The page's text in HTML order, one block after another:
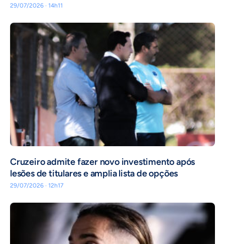
29/07/2026 · 14h11
Cruzeiro admite fazer novo investimento após
lesões de titulares e amplia lista de opções
29/07/2026 · 12h17